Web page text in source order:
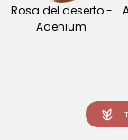
Rosa del deserto -
Adenium